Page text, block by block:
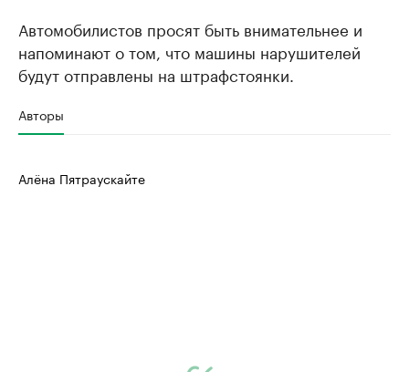
Автомобилистов просят быть внимательнее и
напоминают о том, что машины нарушителей
будут отправлены на штрафстоянки.
Авторы
Алёна Пятраускайте